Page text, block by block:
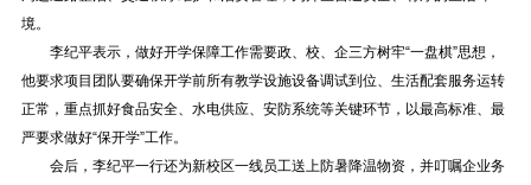
境。
李纪平表示，做好开学保障工作需要政、校、企三方树牢“一盘棋”思想，
他要求项目团队要确保开学前所有教学设施设备调试到位、生活配套服务运转
正常，重点抓好食品安全、水电供应、安防系统等关键环节，以最高标准、最
严要求做好“保开学”工作。
会后，李纪平一行还为新校区一线员工送上防暑降温物资，并叮嘱企业务